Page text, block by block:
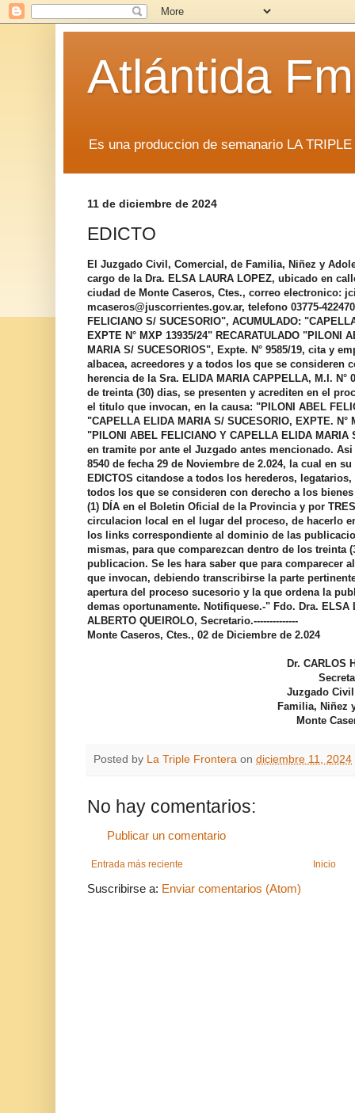
Atlántida
Es una produccion de semanario LA
11 de diciembre de 2024
EDICTO
El Juzgado Civil, Comercial, de Familia, Niñez y
cargo de la Dra. ELSA LAURA LOPEZ, ubicado en
ciudad de Monte Caseros, Ctes., correo electronico:
mcaseros@juscorrientes.gov.ar, telefono 03775-
FELICIANO S/ SUCESORIO", ACUMULADO:
EXPTE N° MXP 13935/24" RECARATULADO "PILONI
MARIA S/ SUCESORIOS", Expte. N° 9585/19, cita y
albacea, acreedores y a todos los que se consideren
herencia de la Sra. ELIDA MARIA CAPPELLA, M.I.
de treinta (30) dias, se presenten y acrediten en el
el titulo que invocan, en la causa: "PILONI ABEL
"CAPELLA ELIDA MARIA S/ SUCESORIO, EXPTE. N°
"PILONI ABEL FELICIANO Y CAPELLA ELIDA MARIA
en tramite por ante el Juzgado antes mencionado.
8540 de fecha 29 de Noviembre de 2.024, la cual en
EDICTOS citandose a todos los herederos,
todos los que se consideren con derecho a los
(1) DÍA en el Boletin Oficial de la Provincia y por
circulacion local en el lugar del proceso, de hacerlo
los links correspondiente al dominio de las
mismas, para que comparezcan dentro de los treinta
publicacion. Se les hara saber que para comparecer
que invocan, debiendo transcribirse la parte
apertura del proceso sucesorio y la que ordena la
demas oportunamente. Notifiquese.-" Fdo. Dra. ELSA
ALBERTO QUEIROLO, Secretario.--------------
Monte Caseros, Ctes., 02 de Diciembre de 2.024
Dr. CARLOS H.
Secretaria
Juzgado Civil y
Familia, Niñez y
Monte Caseros -
Posted by La Triple Frontera on diciembre 11, 2024
No hay comentarios:
Publicar un comentario
Entrada más reciente Inicio
Suscribirse a: Enviar comentarios (Atom)